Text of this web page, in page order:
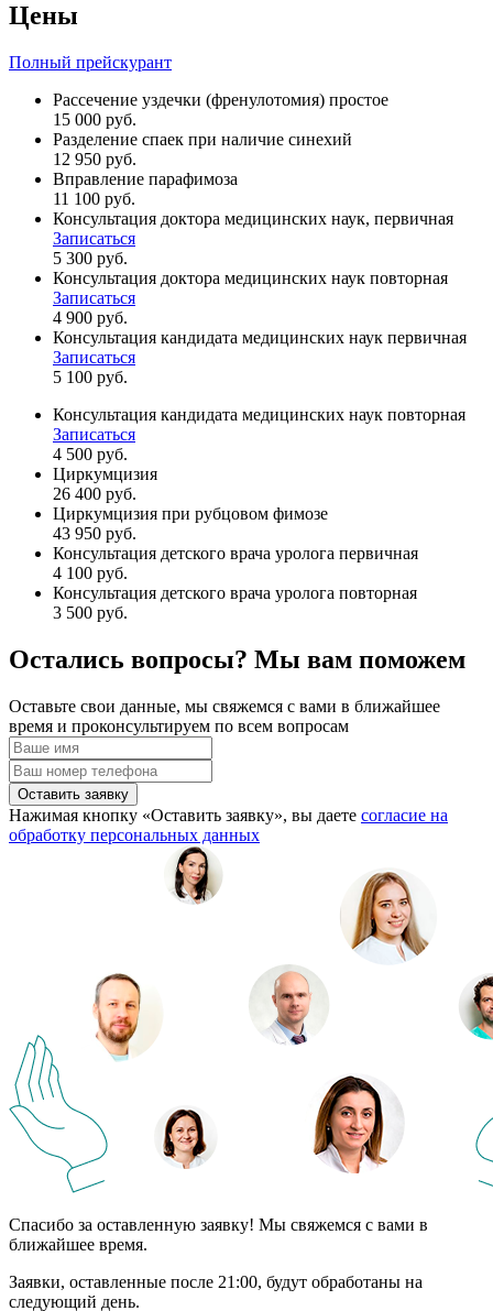
Цены
Полный прейскурант
Рассечение уздечки (френулотомия) простое
15 000 руб.
Разделение спаек при наличие синехий
12 950 руб.
Вправление парафимоза
11 100 руб.
Консультация доктора медицинских наук, первичная
Записаться
5 300 руб.
Консультация доктора медицинских наук повторная
Записаться
4 900 руб.
Консультация кандидата медицинских наук первичная
Записаться
5 100 руб.
Консультация кандидата медицинских наук повторная
Записаться
4 500 руб.
Циркумцизия
26 400 руб.
Циркумцизия при рубцовом фимозе
43 950 руб.
Консультация детского врача уролога первичная
4 100 руб.
Консультация детского врача уролога повторная
3 500 руб.
Остались вопросы? Мы вам поможем
Оставьте свои данные, мы свяжемся с вами в ближайшее
время и проконсультируем по всем вопросам
Оставить заявку
Нажимая кнопку «Оставить заявку», вы даете согласие на
обработку персональных данных
Спасибо за оставленную заявку! Мы свяжемся с вами в
ближайшее время.
Заявки, оставленные после 21:00, будут обработаны на
следующий день.